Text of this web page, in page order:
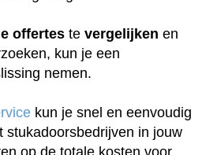
offertes te vergelijken en
kun je een
nemen.
kun je snel en eenvoudig
stukadoorsbedrijven in jouw